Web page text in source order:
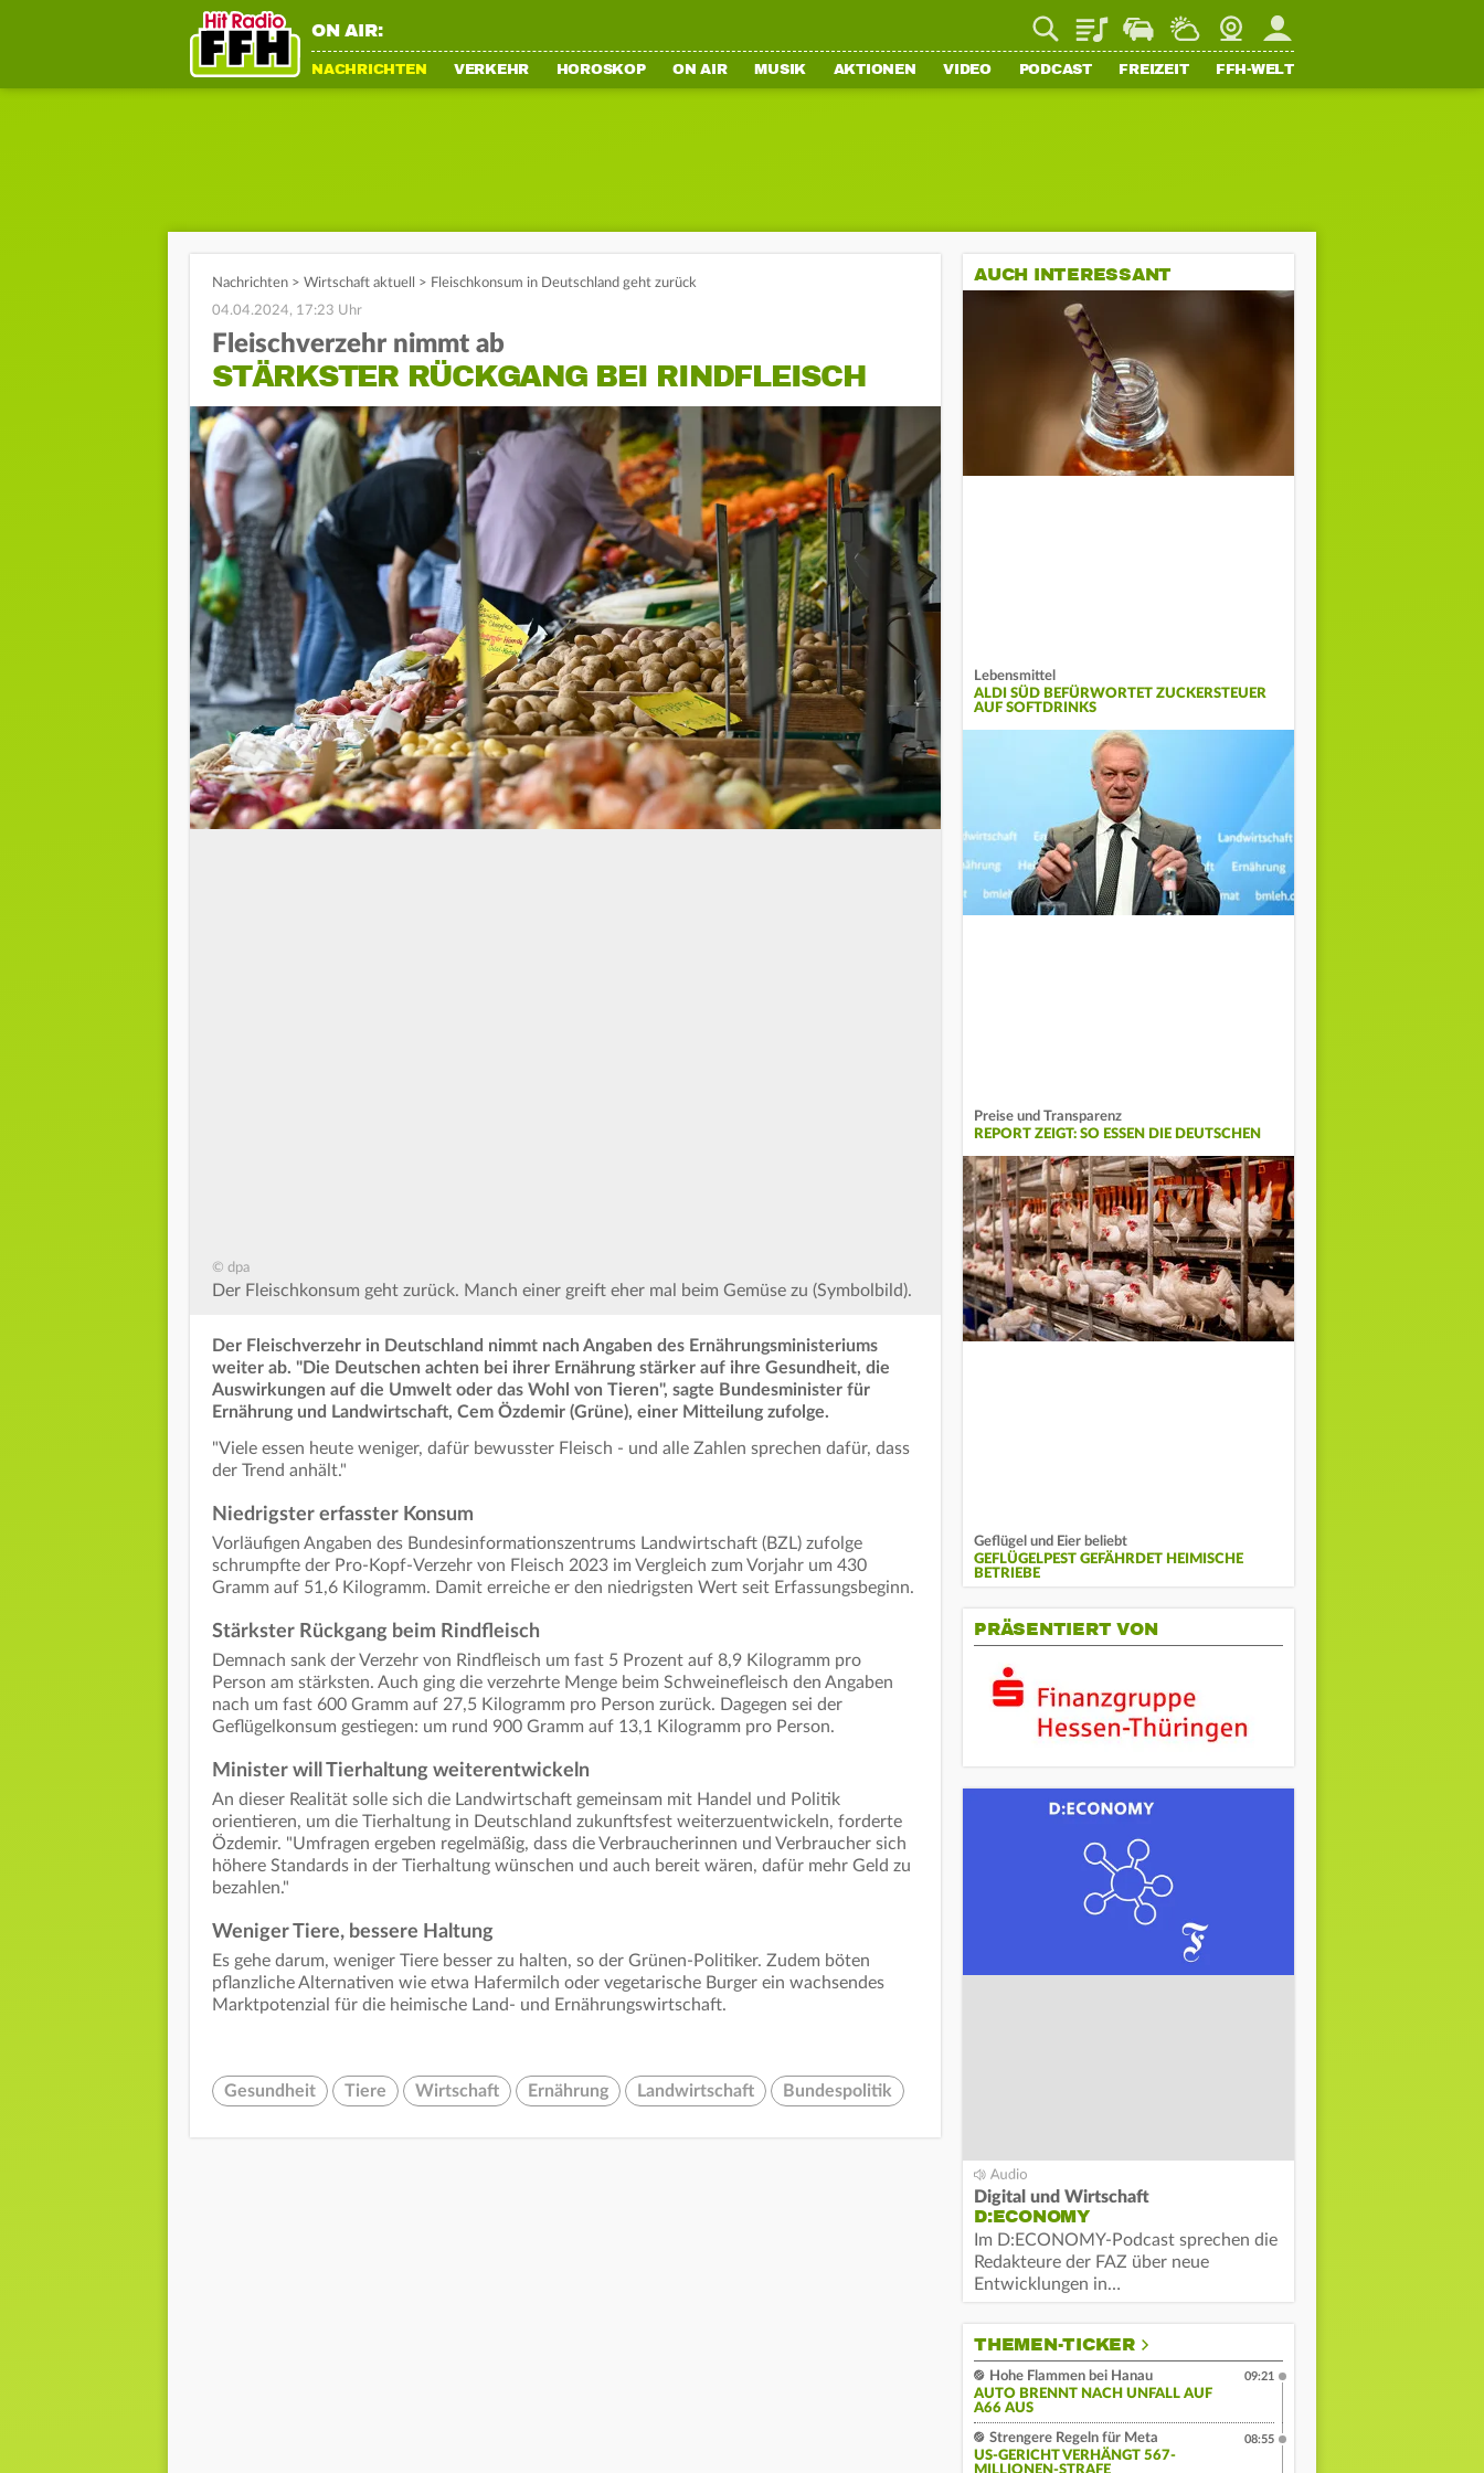
ON AIR: PlaylistStaupilotWetterWebcamMein FFH
NACHRICHTEN VERKEHR HOROSKOP ON AIR MUSIK AKTIONEN VIDEO PODCAST FREIZEIT FFH-WELT
Nachrichten > Wirtschaft aktuell > Fleischkonsum in Deutschland geht zurück
04.04.2024, 17:23 Uhr
Fleischverzehr nimmt ab
STÄRKSTER RÜCKGANG BEI RINDFLEISCH
© dpa
Der Fleischkonsum geht zurück. Manch einer greift eher mal beim Gemüse zu (Symbolbild).
Der Fleischverzehr in Deutschland nimmt nach Angaben des Ernährungsministeriums
weiter ab. "Die Deutschen achten bei ihrer Ernährung stärker auf ihre Gesundheit, die
Auswirkungen auf die Umwelt oder das Wohl von Tieren", sagte Bundesminister für
Ernährung und Landwirtschaft, Cem Özdemir (Grüne), einer Mitteilung zufolge.
"Viele essen heute weniger, dafür bewusster Fleisch - und alle Zahlen sprechen dafür, dass
der Trend anhält."
Niedrigster erfasster Konsum
Vorläufigen Angaben des Bundesinformationszentrums Landwirtschaft (BZL) zufolge
schrumpfte der Pro-Kopf-Verzehr von Fleisch 2023 im Vergleich zum Vorjahr um 430
Gramm auf 51,6 Kilogramm. Damit erreiche er den niedrigsten Wert seit Erfassungsbeginn.
Stärkster Rückgang beim Rindfleisch
Demnach sank der Verzehr von Rindfleisch um fast 5 Prozent auf 8,9 Kilogramm pro
Person am stärksten. Auch ging die verzehrte Menge beim Schweinefleisch den Angaben
nach um fast 600 Gramm auf 27,5 Kilogramm pro Person zurück. Dagegen sei der
Geflügelkonsum gestiegen: um rund 900 Gramm auf 13,1 Kilogramm pro Person.
Minister will Tierhaltung weiterentwickeln
An dieser Realität solle sich die Landwirtschaft gemeinsam mit Handel und Politik
orientieren, um die Tierhaltung in Deutschland zukunftsfest weiterzuentwickeln, forderte
Özdemir. "Umfragen ergeben regelmäßig, dass die Verbraucherinnen und Verbraucher sich
höhere Standards in der Tierhaltung wünschen und auch bereit wären, dafür mehr Geld zu
bezahlen."
Weniger Tiere, bessere Haltung
Es gehe darum, weniger Tiere besser zu halten, so der Grünen-Politiker. Zudem böten
pflanzliche Alternativen wie etwa Hafermilch oder vegetarische Burger ein wachsendes
Marktpotenzial für die heimische Land- und Ernährungswirtschaft.
Gesundheit Tiere Wirtschaft Ernährung Landwirtschaft Bundespolitik
AUCH INTERESSANT
Lebensmittel
ALDI SÜD BEFÜRWORTET ZUCKERSTEUER
AUF SOFTDRINKS
Preise und Transparenz
REPORT ZEIGT: SO ESSEN DIE DEUTSCHEN
Geflügel und Eier beliebt
GEFLÜGELPEST GEFÄHRDET HEIMISCHE
BETRIEBE
PRÄSENTIERT VON
Digital und Wirtschaft
D:ECONOMY
Im D:ECONOMY-Podcast sprechen die
Redakteure der FAZ über neue
Entwicklungen in…
THEMEN-TICKER
Hohe Flammen bei Hanau
AUTO BRENNT NACH UNFALL AUF
A66 AUS
09:21
Strengere Regeln für Meta
US-GERICHT VERHÄNGT 567-
MILLIONEN-STRAFE
08:55